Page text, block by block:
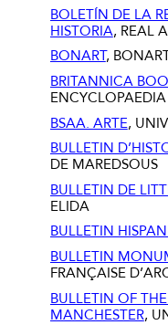
BOLETÍN DE LA
HISTORIA, REAL
BONART,
BRITANNICA
BSAA. ARTE,
BULLETIN
DE MAREDSOUS
BULLETIN DE
ELIDA
BULLETIN
BULLETIN
FRANÇAISE
BULLETIN OF
MANCHESTER,